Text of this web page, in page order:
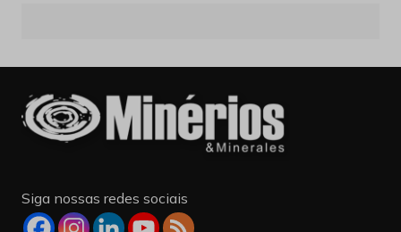
Siga nossas redes sociais